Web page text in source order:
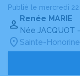
Publié le mercredi
Renée MARIE
Née JACQUOT
Sainte-